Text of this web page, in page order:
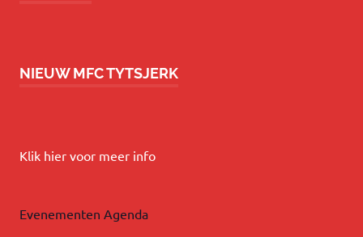
NIEUW MFC TYTSJERK
Klik hier voor meer info
Evenementen Agenda